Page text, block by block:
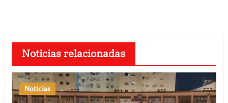
Noticias relacionadas
Noticias